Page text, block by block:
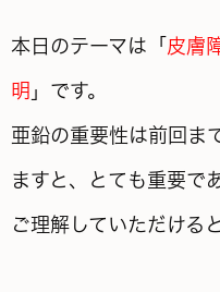
本日のテーマは「 皮膚
明 」です。
亜鉛の重要性は前回ま
ますと、とても重要で
ご理解していただける